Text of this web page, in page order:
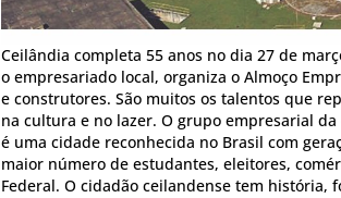
Ceilândia completa 55 anos no dia 27 de
o empresariado local, organiza o Almoço
e construtores. São muitos os talentos que
na cultura e no lazer. O grupo empresarial
é uma cidade reconhecida no Brasil com
maior número de estudantes, eleitores,
Federal. O cidadão ceilandense tem história,